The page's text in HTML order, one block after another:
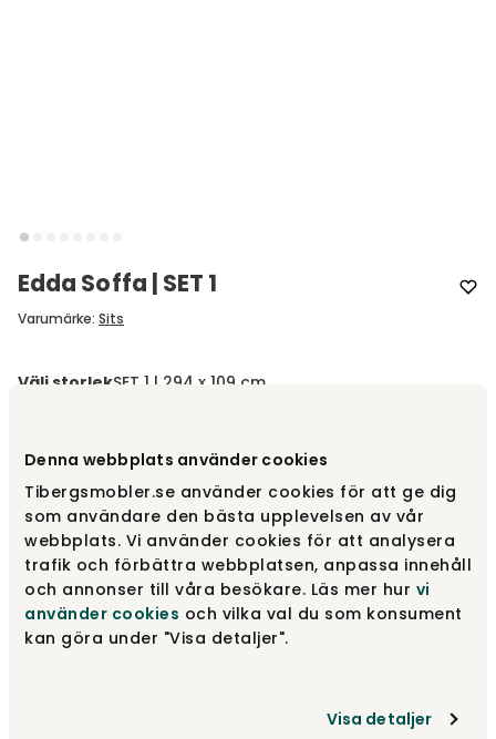
Denna webbplats använder cookies
Tibergsmobler.se använder cookies för att ge dig
som användare den bästa upplevelsen av vår
webbplats. Vi använder cookies för att analysera
trafik och förbättra webbplatsen, anpassa innehåll
och annonser till våra besökare. Läs mer hur vi
använder cookies och vilka val du som konsument
kan göra under "Visa detaljer".
Visa detaljer
Edda Soffa | SET 1
Varumärke: Sits
Välj storlekSET 1 | 294 x 109 cm
SET 2 | 294 x 168 cm fr.42 690 kr
SET 4 | 354 x 168 cm